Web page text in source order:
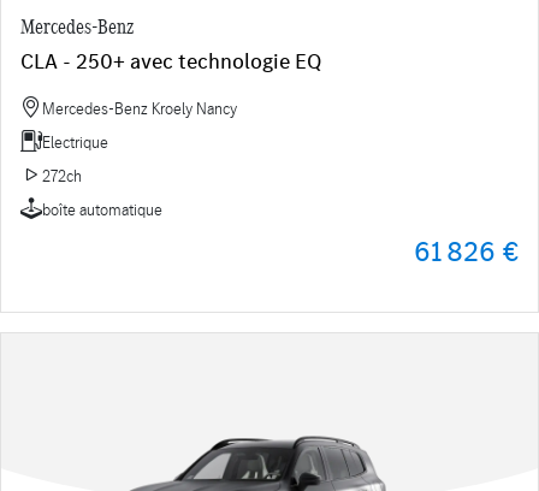
Mercedes-Benz
CLA - 250+ avec technologie EQ
Mercedes-Benz Kroely Nancy
Electrique
272ch
boîte automatique
61 826 €